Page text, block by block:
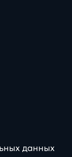
данных